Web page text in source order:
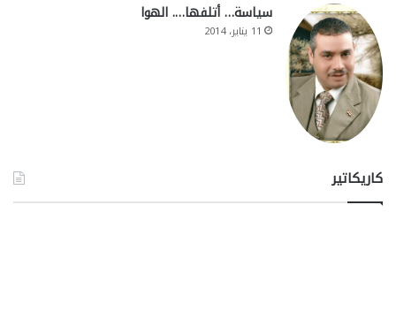
سياسة… أتلفها…. الهوا
11 يناير، 2014
كاريكاتير